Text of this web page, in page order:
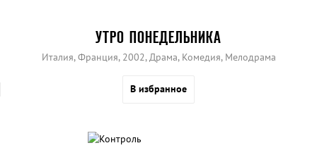
УТРО ПОНЕДЕЛЬНИКА
Италия, Франция, 2002, Драма, Комедия, Мелодрама
В избранное